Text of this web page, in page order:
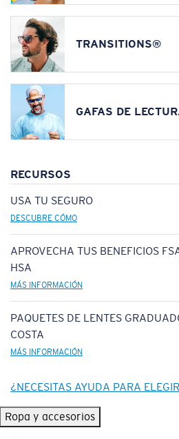
TRANSITIONS®
GAFAS DE
RECURSOS
USA TU SEGURO
DESCUBRE CÓMO
APROVECHA TUS BENEFICIOS
HSA
MÁS INFORMACIÓN
PAQUETES DE LENTES
COSTA
MÁS INFORMACIÓN
¿NECESITAS AYUDA PARA
Ropa y accesorios